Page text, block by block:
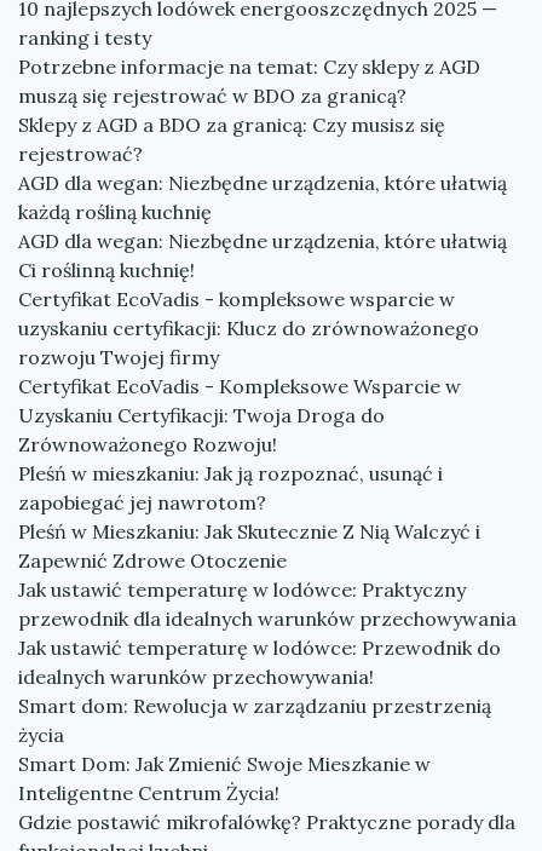
10 najlepszych lodówek energooszczędnych 2025 —
ranking i testy
Potrzebne informacje na temat: Czy sklepy z AGD
muszą się rejestrować w BDO za granicą?
Sklepy z AGD a BDO za granicą: Czy musisz się
rejestrować?
AGD dla wegan: Niezbędne urządzenia, które ułatwią
każdą rośliną kuchnię
AGD dla wegan: Niezbędne urządzenia, które ułatwią
Ci roślinną kuchnię!
Certyfikat EcoVadis - kompleksowe wsparcie w
uzyskaniu certyfikacji: Klucz do zrównoważonego
rozwoju Twojej firmy
Certyfikat EcoVadis - Kompleksowe Wsparcie w
Uzyskaniu Certyfikacji: Twoja Droga do
Zrównoważonego Rozwoju!
Pleśń w mieszkaniu: Jak ją rozpoznać, usunąć i
zapobiegać jej nawrotom?
Pleśń w Mieszkaniu: Jak Skutecznie Z Nią Walczyć i
Zapewnić Zdrowe Otoczenie
Jak ustawić temperaturę w lodówce: Praktyczny
przewodnik dla idealnych warunków przechowywania
Jak ustawić temperaturę w lodówce: Przewodnik do
idealnych warunków przechowywania!
Smart dom: Rewolucja w zarządzaniu przestrzenią
życia
Smart Dom: Jak Zmienić Swoje Mieszkanie w
Inteligentne Centrum Życia!
Gdzie postawić mikrofalówkę? Praktyczne porady dla